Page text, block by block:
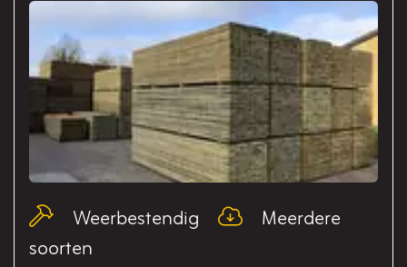
Blog_field_Type
Weerbestendig Blog_field_Soort
Meerdere
soorten